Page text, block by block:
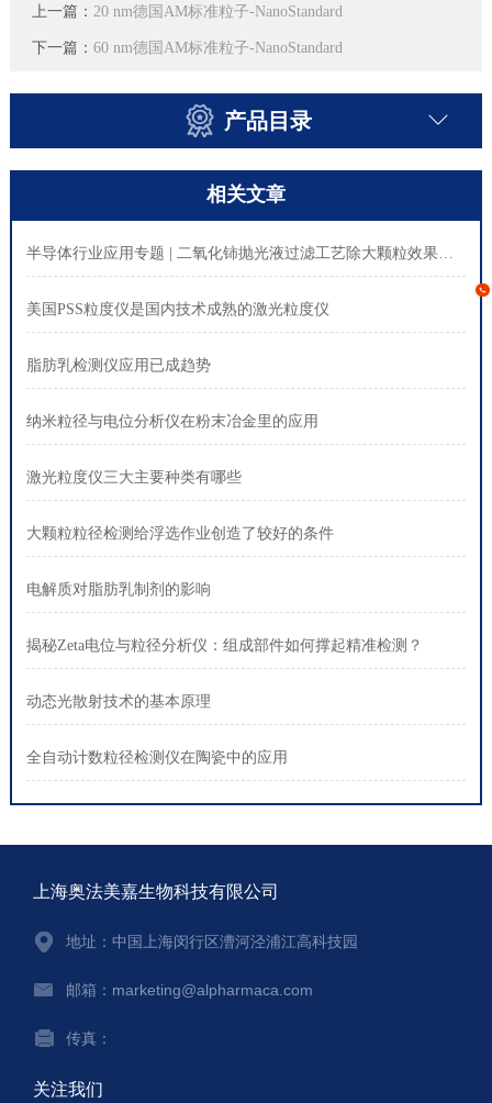
上一篇： 20 nm德国AM标准粒子-NanoStandard
下一篇： 60 nm德国AM标准粒子-NanoStandard
产品目录
相关文章
美国PSS粒度仪是国内技术成熟的激光粒度仪
脂肪乳检测仪应用已成趋势
纳米粒径与电位分析仪在粉末冶金里的应用
激光粒度仪三大主要种类有哪些
大颗粒粒径检测给浮选作业创造了较好的条件
电解质对脂肪乳制剂的影响
揭秘Zeta电位与粒径分析仪：组成部件如何撑起精准检测？
动态光散射技术的基本原理
全自动计数粒径检测仪在陶瓷中的应用
上海奥法美嘉生物科技有限公司
地址：中国上海闵行区漕河泾浦江高科技园
邮箱：marketing@alpharmaca.com
传真：
关注我们